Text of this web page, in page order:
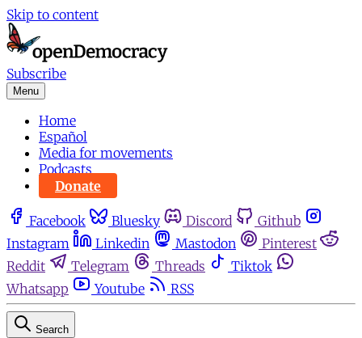
Skip to content
Subscribe
Menu
Home
Español
Media for movements
Podcasts
Donate
Facebook Bluesky Discord
Github
Instagram
Linkedin Mastodon
Pinterest
Reddit
Telegram Threads
Tiktok
Whatsapp
Youtube RSS
Search